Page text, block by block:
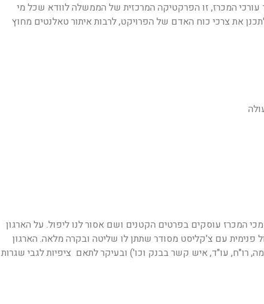
המכרז, זו הפרקטיקה המרכזית של הממשלה לוודא שכל מי
את צרכי כוח האדם של הפרויקט, לרבות איתור טאלנטים מחוץ
המכרז עוסקים בפרטים הקטנים ושם אסור לנו ליפול. על הארגון
פנימית עם צ'קליסט מסודר שתתן לו שליטה ובקרה מלאה. הארגון
רו"ח, עו"ד, איש קשר בבנק וכו') ובעיקר לתאם ציפיות לגבי שגרות